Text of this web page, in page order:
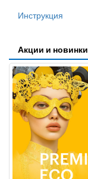
Инструкция
Акции и новинки